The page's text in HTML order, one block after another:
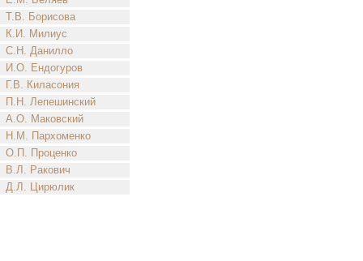
Т.В. Борисова
К.И. Милиус
С.Н. Данилло
И.О. Ендогуров
Г.В. Киласония
П.Н. Лепешинский
А.О. Маковский
Н.М. Пархоменко
О.П. Проценко
В.Л. Ракович
Д.Л. Цирюлик